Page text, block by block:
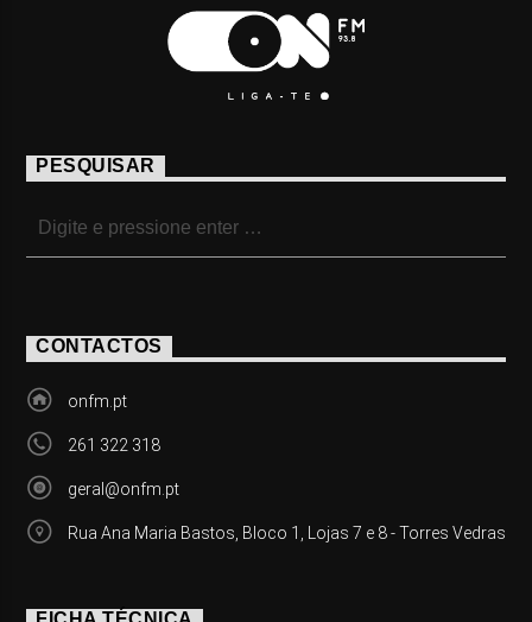
PESQUISAR
CONTACTOS
onfm.pt
261 322 318
geral@onfm.pt
Rua Ana Maria Bastos, Bloco 1, Lojas 7 e 8 - Torres Vedras